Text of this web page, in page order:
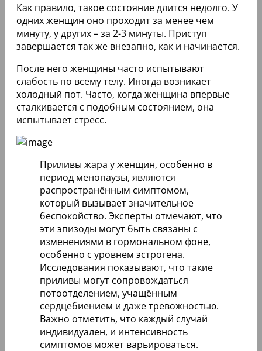
Как правило, такое состояние длится недолго. У
одних женщин оно проходит за менее чем
минуту, у других – за 2-3 минуты. Приступ
завершается так же внезапно, как и начинается.
После него женщины часто испытывают
слабость по всему телу. Иногда возникает
холодный пот. Часто, когда женщина впервые
сталкивается с подобным состоянием, она
испытывает стресс.
Приливы жара у женщин, особенно в
период менопаузы, являются
распространённым симптомом,
который вызывает значительное
беспокойство. Эксперты отмечают, что
эти эпизоды могут быть связаны с
изменениями в гормональном фоне,
особенно с уровнем эстрогена.
Исследования показывают, что такие
приливы могут сопровождаться
потоотделением, учащённым
сердцебиением и даже тревожностью.
Важно отметить, что каждый случай
индивидуален, и интенсивность
симптомов может варьироваться.